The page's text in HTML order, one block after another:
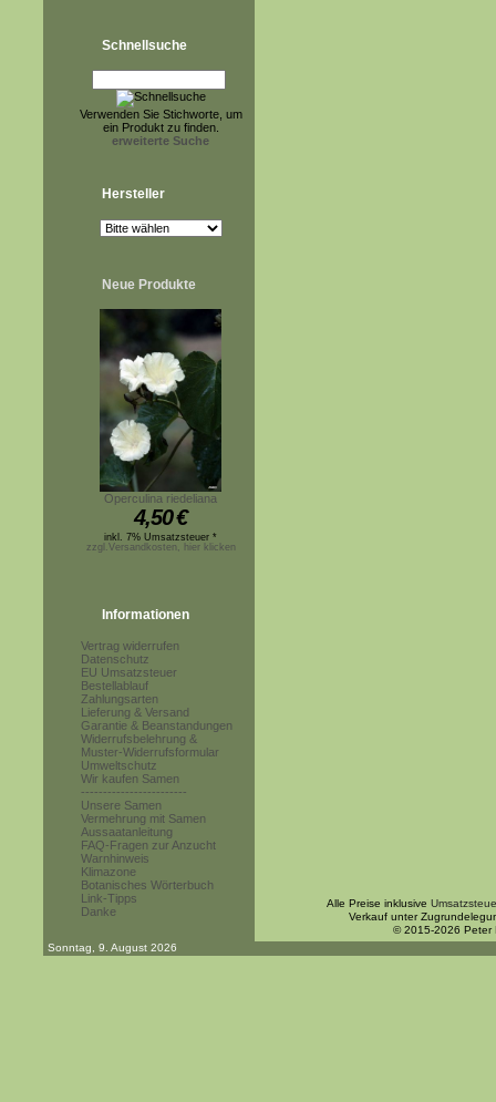
Schnellsuche
Verwenden Sie Stichworte, um
ein Produkt zu finden.
erweiterte Suche
Hersteller
Neue Produkte
Operculina riedeliana
4,50€
inkl. 7% Umsatzsteuer *
zzgl.Versandkosten, hier klicken
Informationen
Vertrag widerrufen
Datenschutz
EU Umsatzsteuer
Bestellablauf
Zahlungsarten
Lieferung & Versand
Garantie & Beanstandungen
Widerrufsbelehrung &
Muster-Widerrufsformular
Umweltschutz
Wir kaufen Samen
------------------------
Unsere Samen
Vermehrung mit Samen
Aussaatanleitung
FAQ-Fragen zur Anzucht
Warnhinweis
Klimazone
Botanisches Wörterbuch
Link-Tipps
Danke
Alle Preise inklusive
Verkauf unter
© 2015-2026 Peter
Sonntag, 9. August 2026